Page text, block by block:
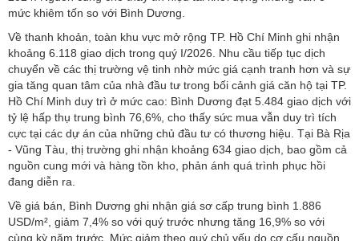
mức khiêm tốn so với Bình Dương.
Về thanh khoản, toàn khu vực mở rộng TP. Hồ Chí Minh ghi nhận
khoảng 6.118 giao dịch trong quý I/2026. Nhu cầu tiếp tục dịch
chuyển về các thị trường vệ tinh nhờ mức giá cạnh tranh hơn và sự
gia tăng quan tâm của nhà đầu tư trong bối cảnh giá căn hộ tại TP.
Hồ Chí Minh duy trì ở mức cao: Bình Dương đạt 5.484 giao dịch với
tỷ lệ hấp thụ trung bình 76,6%, cho thấy sức mua vẫn duy trì tích
cực tại các dự án của những chủ đầu tư có thương hiệu. Tại Bà Rịa
- Vũng Tàu, thị trường ghi nhận khoảng 634 giao dịch, bao gồm cả
nguồn cung mới và hàng tồn kho, phản ánh quá trình phục hồi
đang diễn ra.
Về giá bán, Bình Dương ghi nhận giá sơ cấp trung bình 1.886
USD/m², giảm 7,4% so với quý trước nhưng tăng 16,9% so với
cùng kỳ năm trước. Mức giảm theo quý chủ yếu do cơ cấu nguồn